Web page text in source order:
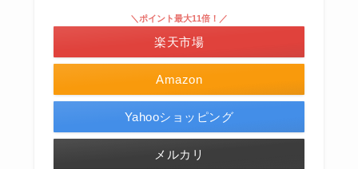
Amazon
＼ポイント最大11倍！／
楽天市場
Yahooショッピング
メルカリ